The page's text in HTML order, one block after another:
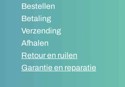
Bestellen
Betaling
Verzending
Afhalen
Retour en ruilen
Garantie en reparatie